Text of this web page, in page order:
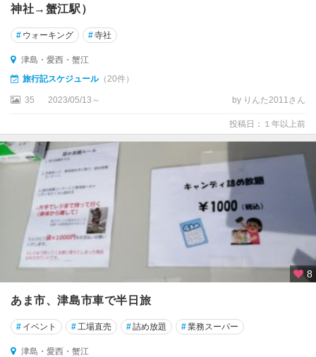
神社→蟹江駅）
# ウォーキング #寺社
津島・愛西・蟹江
旅行記スケジュール（20件）
35 2023/05/13～ by りんた2011さん
投稿日：１年以上前
8
あま市、津島市車で半日旅
# イベント #工場直売 #詰め放題 #業務スーパー
津島・愛西・蟹江